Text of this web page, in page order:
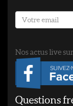
Nos actus live
Questions